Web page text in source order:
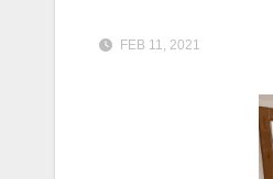
FEB 11, 2021